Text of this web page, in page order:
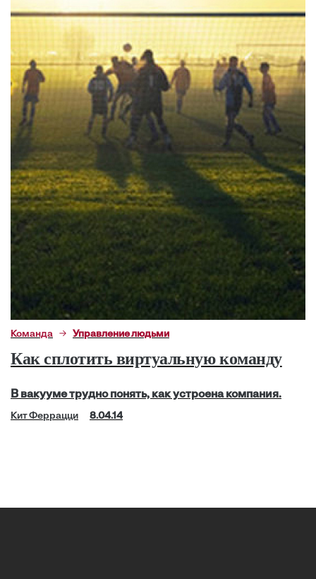
Команда Управление людьми
Как сплотить виртуальную команду
В вакууме трудно понять, как устроена компания.
Кит Феррацци 8.04.14